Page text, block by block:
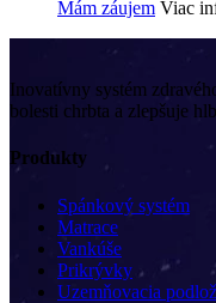
Mám záujem Viac
Inovatívny systém
bolesti chrbta a zlepšuje
Produkty
Spánkový systém
Matrace
Vankúše
Prikrývky
Uzemňovacia